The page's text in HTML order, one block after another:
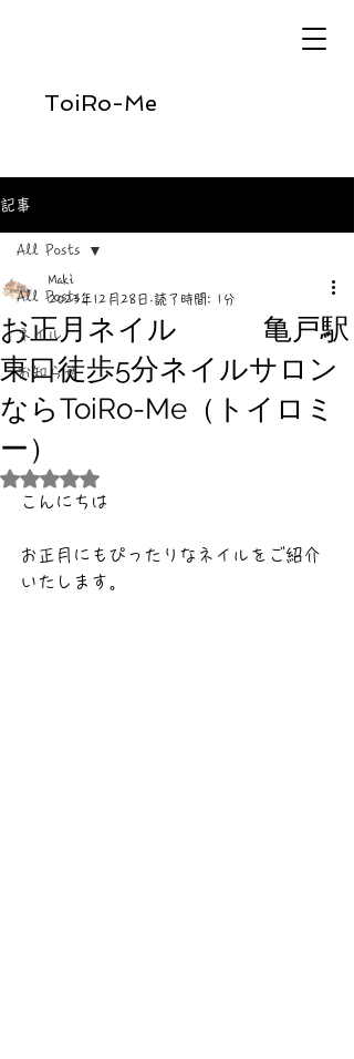
ToiRo-Me
記事
All Posts
ネイル
お知らせ
All Posts
お正月ネイル 亀戸駅
東口徒歩5分ネイルサロン
ならToiRo-Me（トイロミ
ー）
Maki
2023年12月28日 読了時間: 1分
5つ星のうちNaNと評価されています。
こんにちは
お正月にもぴったりなネイルをご紹介
いたします。